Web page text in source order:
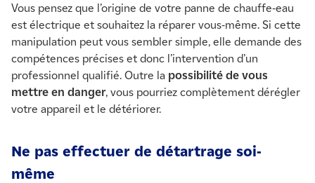
Vous pensez que l’origine de votre panne de chauffe-eau
est électrique et souhaitez la réparer vous-même. Si cette
manipulation peut vous sembler simple, elle demande des
compétences précises et donc l’intervention d’un
professionnel qualifié. Outre la possibilité de vous
mettre en danger, vous pourriez complètement dérégler
votre appareil et le détériorer.
Ne pas effectuer de détartrage soi-
même